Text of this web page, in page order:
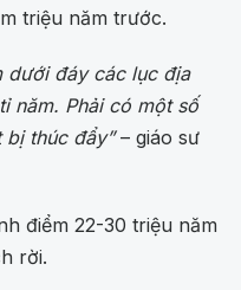
triệu năm trước.
dưới đáy các lục địa
năm. Phải có một số
bị thúc đẩy”– giáo sư
điểm 22-30 triệu năm
rời.